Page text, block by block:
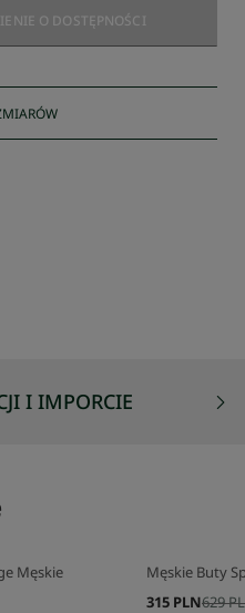
O DOSTĘPNOŚCI
I IMPORCIE
Męskie
Męskie Buty
629
315 PLN